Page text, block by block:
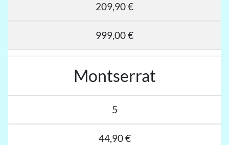
209,90 €
999,00 €
Montserrat
5
44,90 €